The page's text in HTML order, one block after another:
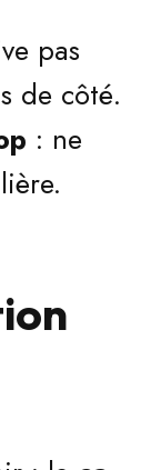
pas
de côté.
: ne